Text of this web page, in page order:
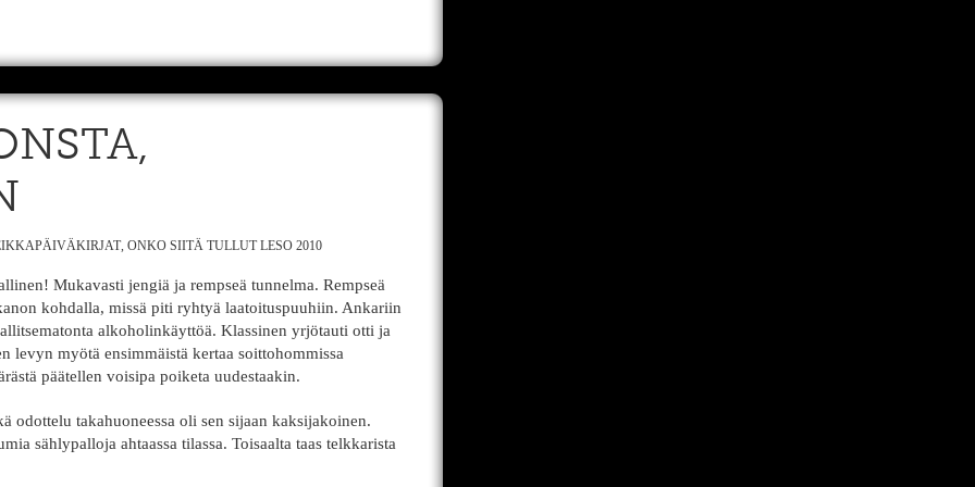
, ONKO SIITÄ TULLUT LESO 2010
Mukavasti jengiä ja rempseä tunnelma. Rempseä
kohdalla, missä piti ryhtyä laatoituspuuhiin. Ankariin
alkoholinkäyttöä. Klassinen yrjötauti otti ja
levyn myötä ensimmäistä kertaa soittohommissa
päätellen voisipa poiketa uudestaakin.
odottelu takahuoneessa oli sen sijaan kaksijakoinen.
sählypalloja ahtaassa tilassa. Toisaalta taas telkkarista